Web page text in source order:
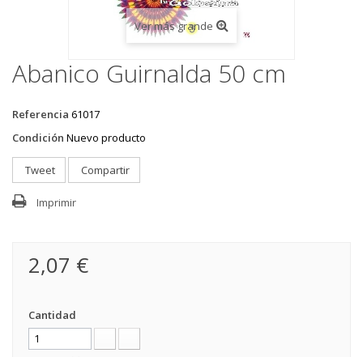
Ver más grande
Abanico Guirnalda 50 cm
Referencia 61017
Condición Nuevo producto
Tweet Compartir
Imprimir
2,07 €
Cantidad